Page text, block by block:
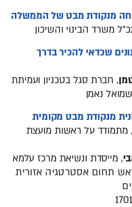
מנקודת מבט של הממשלה
משרד הבינוי והשיכון
שכדאי להכיר בדרך
, חברת סגל בטכניון ועמיתת
נאמן
מנקודת מבט מקומית
מתמודד על ראשות מועצת
, מייסדת ונשיאת מרכז עלמא
תחום אסטרטגיה אזורית